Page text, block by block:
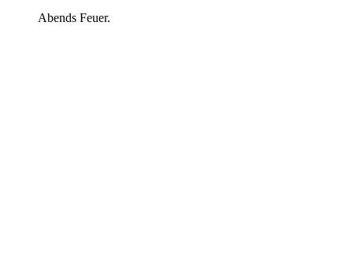
Abends Feuer.